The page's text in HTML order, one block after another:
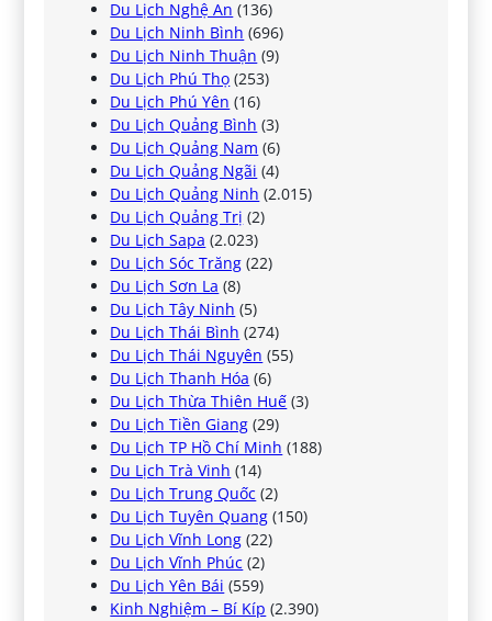
Du Lịch Nghệ An (136)
Du Lịch Ninh Bình (696)
Du Lịch Ninh Thuận (9)
Du Lịch Phú Thọ (253)
Du Lịch Phú Yên (16)
Du Lịch Quảng Bình (3)
Du Lịch Quảng Nam (6)
Du Lịch Quảng Ngãi (4)
Du Lịch Quảng Ninh (2.015)
Du Lịch Quảng Trị (2)
Du Lịch Sapa (2.023)
Du Lịch Sóc Trăng (22)
Du Lịch Sơn La (8)
Du Lịch Tây Ninh (5)
Du Lịch Thái Bình (274)
Du Lịch Thái Nguyên (55)
Du Lịch Thanh Hóa (6)
Du Lịch Thừa Thiên Huế (3)
Du Lịch Tiền Giang (29)
Du Lịch TP Hồ Chí Minh (188)
Du Lịch Trà Vinh (14)
Du Lịch Trung Quốc (2)
Du Lịch Tuyên Quang (150)
Du Lịch Vĩnh Long (22)
Du Lịch Vĩnh Phúc (2)
Du Lịch Yên Bái (559)
Kinh Nghiệm – Bí Kíp (2.390)